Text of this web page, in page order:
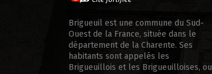
Brigueuil est une commune du Sud-
Ouest de la France, située dans le
département de la Charente. Ses
habitants sont appelés les
Brigueuillois et les Brigueuilloises, ou